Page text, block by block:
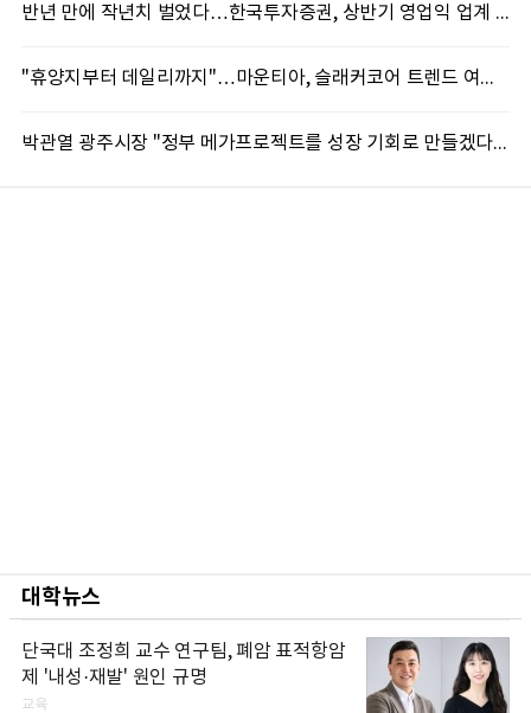
반년 만에 작년치 벌었다…한국투자증권, 상반기 영업익 업계 첫 2조 돌파
"휴양지부터 데일리까지"…마운티아, 슬래커코어 트렌드 여름 신제품 선봬
박관열 광주시장 "정부 메가프로젝트를 성장 기회로 만들겠다"…첫 시정토론회 개최
대학뉴스
단국대 조정희 교수 연구팀, 폐암 표적항암
제 '내성·재발' 원인 규명
교육